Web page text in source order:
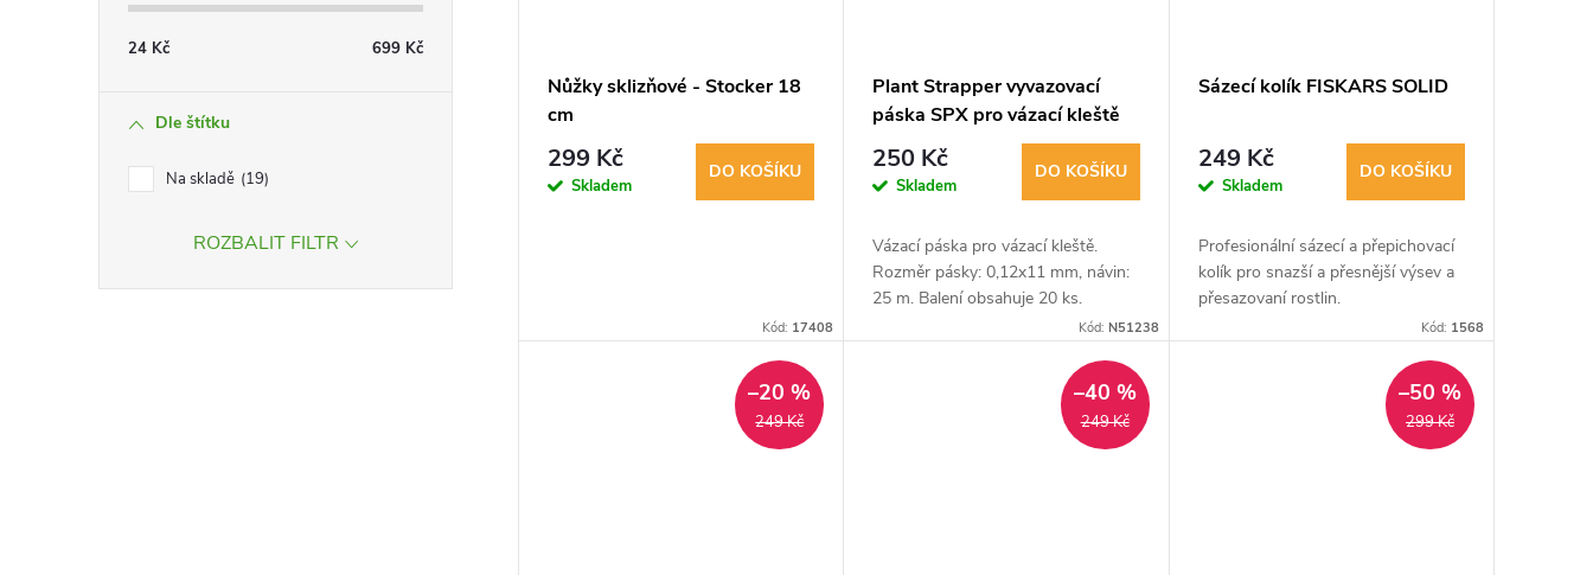
24 Kč 699 Kč
Dle štítku
Na skladě 19
ROZBALIT FILTR
Nůžky sklizňové - Stocker 18
cm
299 Kč
Skladem
DO KOŠÍKU
Kód: 17408
Plant Strapper vyvazovací
páska SPX pro vázací kleště
0,12x11 mm, délka 25 m,
sada 20 ks
250 Kč
Skladem
DO KOŠÍKU
Vázací páska pro vázací kleště.
Rozměr pásky: 0,12x11 mm, návin:
25 m. Balení obsahuje 20 ks.
Kód: N51238
Sázecí kolík FISKARS SOLID
249 Kč
Skladem
DO KOŠÍKU
Profesionální sázecí a přepichovací
kolík pro snazší a přesnější výsev a
přesazovaní rostlin.
Kód: 1568
249 Kč
–20 %
249 Kč
–40 %
299 Kč
–50 %